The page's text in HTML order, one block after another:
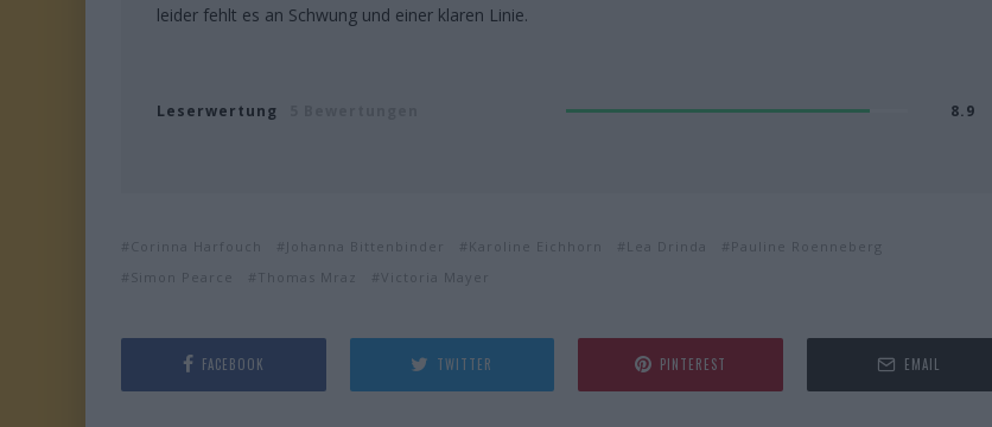
leider fehlt es an Schwung und einer klaren Linie.
Leserwertung 8.9
Corinna Harfouch Johanna Bittenbinder Karoline Eichhorn Lea Drinda
Pauline Roenneberg
Simon Pearce
Thomas Mraz Victoria Mayer
FACEBOOK TWITTER PINTEREST EMAIL